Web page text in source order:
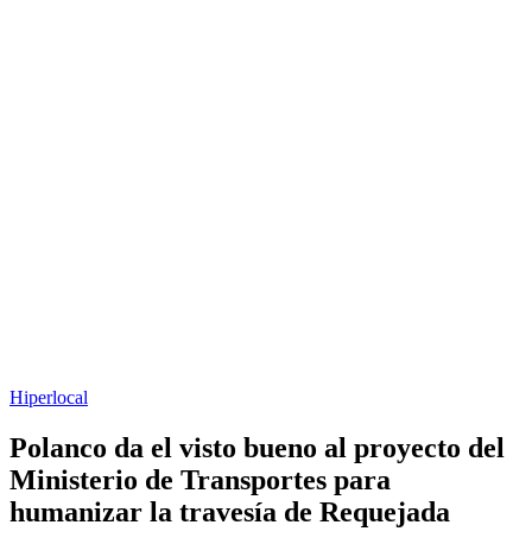
Hiperlocal
Polanco da el visto bueno al proyecto del
Ministerio de Transportes para
humanizar la travesía de Requejada